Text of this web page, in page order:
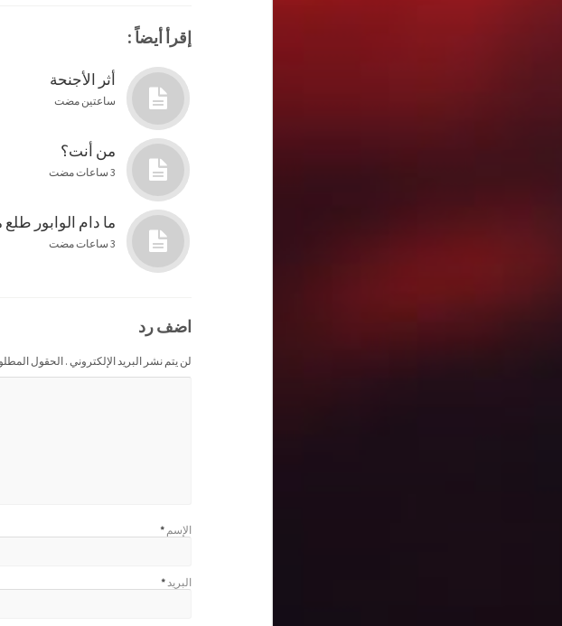
إقرأ أيضاً :
أثر الأجنحة
ساعتين مضت
من أنت؟
3 ساعات مضت
ما دام الوابور
3 ساعات مضت
اضف رد
لن يتم نشر البريد الإلكتروني . الحقول
الإسم *
البريد*